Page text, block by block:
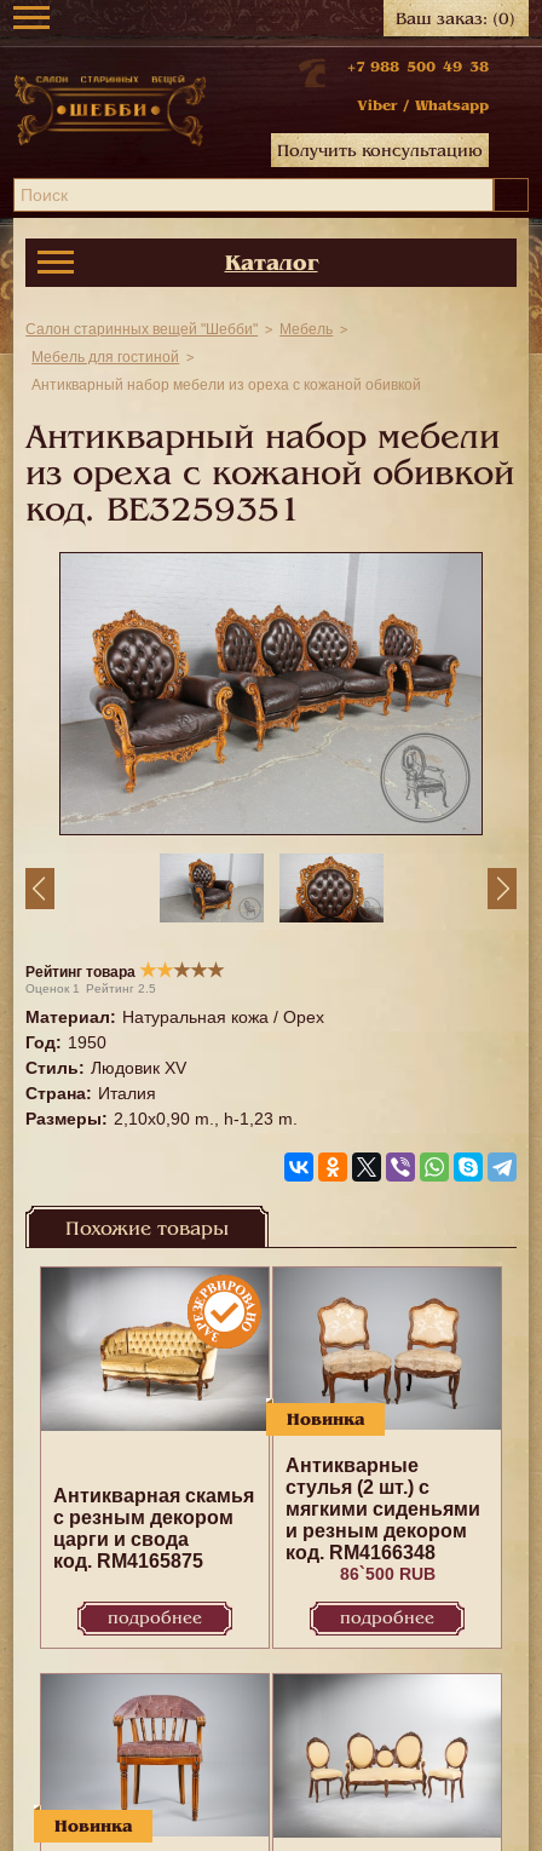
Ваш заказ:(0)
+7 988 500 49 38
Viber / Whatsapp
Получить консультацию
Каталог
Салон старинных вещей "Шебби"
Мебель
Мебель для гостиной
Антикварный набор мебели из ореха с кожаной обивкой
Антикварный набор мебели
из ореха с кожаной обивкой
код. BE3259351
Рейтинг товара ★★★★★
Оценок 1 Рейтинг2.5
Материал: Натуральная кожа / Орех
Год: 1950
Стиль: Людовик XV
Страна: Италия
Размеры: 2,10x0,90 m., h-1,23 m.
Похожие товары
Антикварная скамья
с резным декором
царги и свода
код. RM4165875
подробнее
Новинка
Антикварные
стулья (2 шт.) с
мягкими сиденьями
и резным декором
код. RM4166348
86`500 RUB
подробнее
Новинка